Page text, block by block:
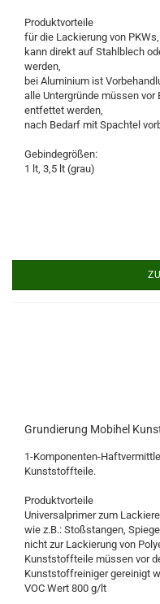
Produktvorteile
für die Lackierung von PKWs,
kann direkt auf Stahlblech
werden,
bei Aluminium ist
alle Untergründe müssen
entfettet werden,
nach Bedarf mit Spachtel
Gebindegrößen:
1 lt, 3,5 lt (grau)
Grundierung Mobihel
1-Komponenten-
Kunststoffteile.
Produktvorteile
Universalprimer zum
wie z.B.: Stoßstangen,
nicht zur Lackierung von
Kunststoffteile müssen vor
Kunststoffreiniger gereinigt
VOC Wert 800 g/lt